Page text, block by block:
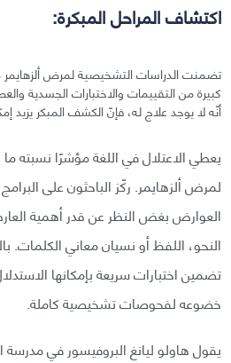
اكتشاف المراحل المبكرة:
تضمنت الدراسات التشخيصية لمرض ألزهايمر
كبيرة من التقييمات والاختبارات الجسدية
أنّه لا يوجد علاج له، فإنّ الكشف المبكر يزيد
لمرض ألزهايمر. ركّز الباحثون على
العوارض بغض النظر عن قدر أهمية
النحو، اللفظ أو نسيان معاني الكلمات.
تضمين اختبارات سريعة بإمكانها
خضوعه لفحوصات تشخيصية كاملة.
يقول هاولو ليانغ البروفيسور في